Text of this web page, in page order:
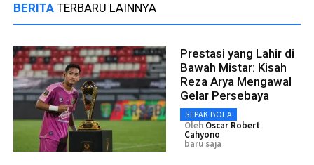
BERITA TERBARU LAINNYA
Prestasi yang Lahir di
Bawah Mistar: Kisah
Reza Arya Mengawal
Gelar Persebaya
SEPAK BOLA
Oleh Oscar Robert
Cahyono
baru saja